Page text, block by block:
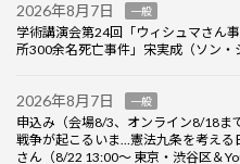
2026年8月7日 一般
学術講演会第24回「ウィシュマさん
所300余名死亡事件」宋実成（ソン・
2026年8月7日 一般
申込み（会場8/3、オンライン8/18ま
戦争が起こるいま…憲法九条を考え
さん（8/22 13:00～ 東京・渋谷区＆